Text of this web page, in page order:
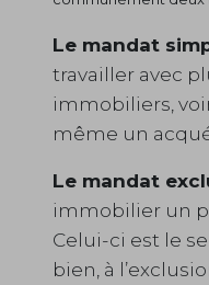
Le mandat
travailler avec
immobiliers,
même un
Le mandat
immobilier un
Celui-ci est le
bien, à